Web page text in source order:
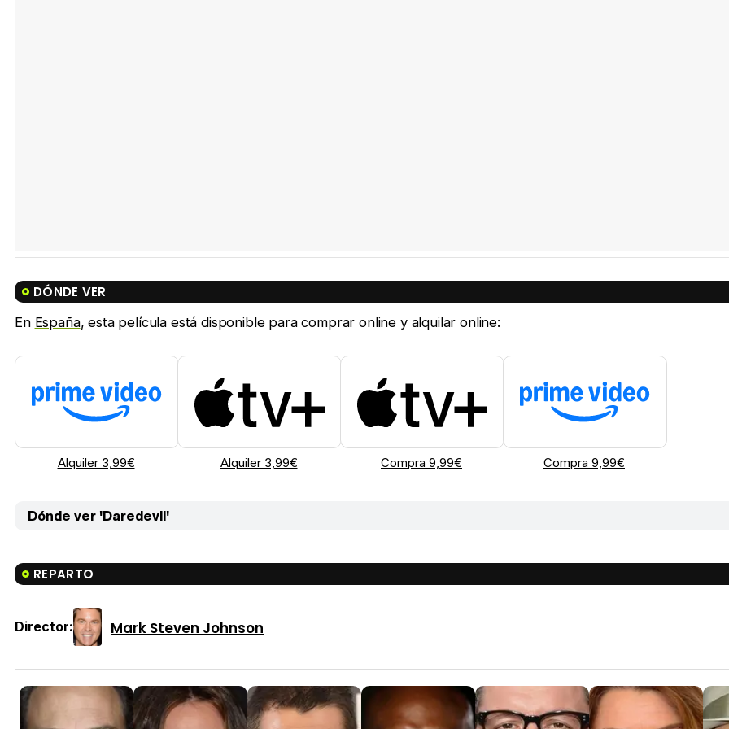
DÓNDE VER
En España, esta película está disponible para comprar online y alquilar online:
Alquiler 3,99€ Alquiler 3,99€ Compra 9,99€ Compra 9,99€
Dónde ver 'Daredevil'
REPARTO
Director: Mark Steven Johnson